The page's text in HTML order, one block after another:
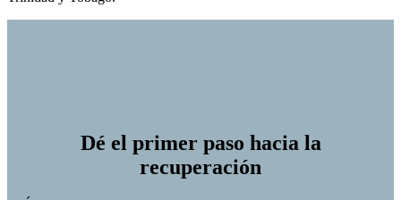
Dé el primer paso hacia la
recuperación